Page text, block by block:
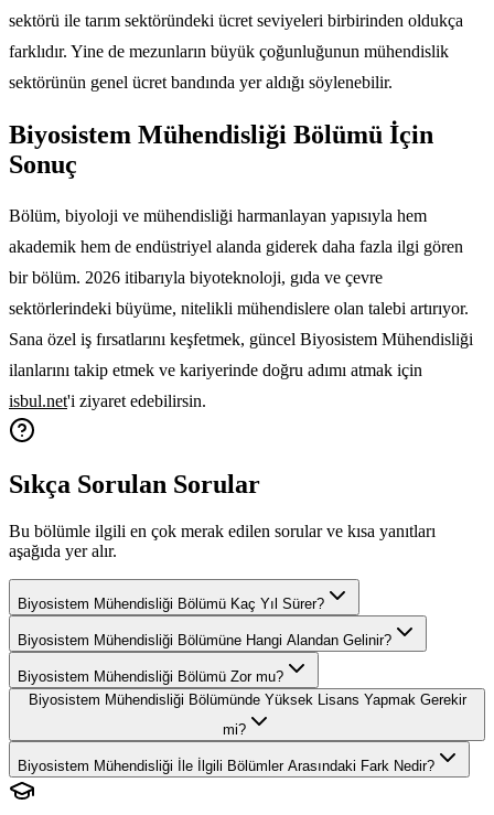
sektörü ile tarım sektöründeki ücret seviyeleri birbirinden oldukça
farklıdır. Yine de mezunların büyük çoğunluğunun mühendislik
sektörünün genel ücret bandında yer aldığı söylenebilir.
Biyosistem Mühendisliği Bölümü İçin
Sonuç
Bölüm, biyoloji ve mühendisliği harmanlayan yapısıyla hem
akademik hem de endüstriyel alanda giderek daha fazla ilgi gören
bir bölüm. 2026 itibarıyla biyoteknoloji, gıda ve çevre
sektörlerindeki büyüme, nitelikli mühendislere olan talebi artırıyor.
Sana özel iş fırsatlarını keşfetmek, güncel Biyosistem Mühendisliği
ilanlarını takip etmek ve kariyerinde doğru adımı atmak için
isbul.net'i ziyaret edebilirsin.
Sıkça Sorulan Sorular
Bu bölümle ilgili en çok merak edilen sorular ve kısa yanıtları
aşağıda yer alır.
Biyosistem Mühendisliği Bölümü Kaç Yıl Sürer?
Biyosistem Mühendisliği Bölümüne Hangi Alandan Gelinir?
Biyosistem Mühendisliği Bölümü Zor mu?
Biyosistem Mühendisliği Bölümünde Yüksek Lisans Yapmak Gerekir
mi?
Biyosistem Mühendisliği İle İlgili Bölümler Arasındaki Fark Nedir?